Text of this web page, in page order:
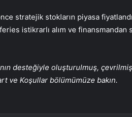
stratejik stokların piyasa
istikrarlı alım ve
desteğiyle oluşturulmuş,
ve Koşullar bölümümüze bakın.